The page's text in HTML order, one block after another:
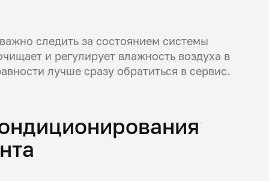
следить за состоянием системы
и регулирует влажность воздуха в
лучше сразу обратиться в сервис.